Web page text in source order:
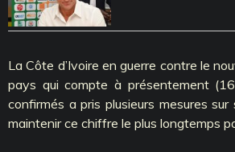
La Côte d’Ivoire en guerre contre le
pays qui compte à présentement
confirmés a pris plusieurs mesures
maintenir ce chiffre le plus longtemps